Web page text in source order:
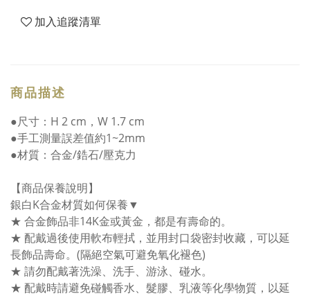
加入追蹤清單
商品描述
●尺寸：H 2 cm，W 1.7 cm
●手工測量誤差值約1~2mm
●材質：合金/鋯石/壓克力
【商品保養說明】
銀白K合金材質如何保養▼
★ 合金飾品非14K金或黃金，都是有壽命的。
★ 配戴過後使用軟布輕拭，並用封口袋密封收藏，可以延
長飾品壽命。(隔絕空氣可避免氧化褪色)
★ 請勿配戴著洗澡、洗手、游泳、碰水。
★ 配戴時請避免碰觸香水、髮膠、乳液等化學物質，以延